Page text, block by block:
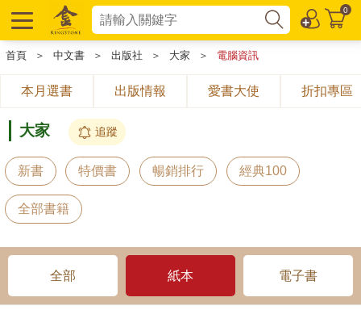
0
首頁 ＞ 中文書 ＞ 出版社 ＞ 大家 ＞ 電腦資訊
本月選書 出版情報 愛書大使 折扣專區
大家 追蹤
新書 特價書 暢銷排行 經典100
全部書籍
全部 紙本 電子書